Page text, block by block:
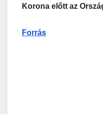
Korona előtt az
Forrás